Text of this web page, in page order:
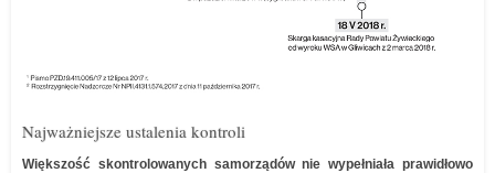
Najważniejsze ustalenia kontroli
Większość skontrolowanych samorządów nie wypełniała prawidłowo